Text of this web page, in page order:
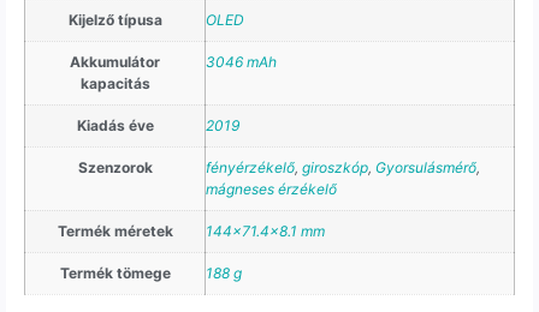
Kijelző típusa OLED
Akkumulátor
kapacitás
3046 mAh
Kiadás éve 2019
Szenzorok fényérzékelő, giroszkóp, Gyorsulásmérő,
mágneses érzékelő
Termék méretek 144×71.4×8.1 mm
Termék tömege 188 g